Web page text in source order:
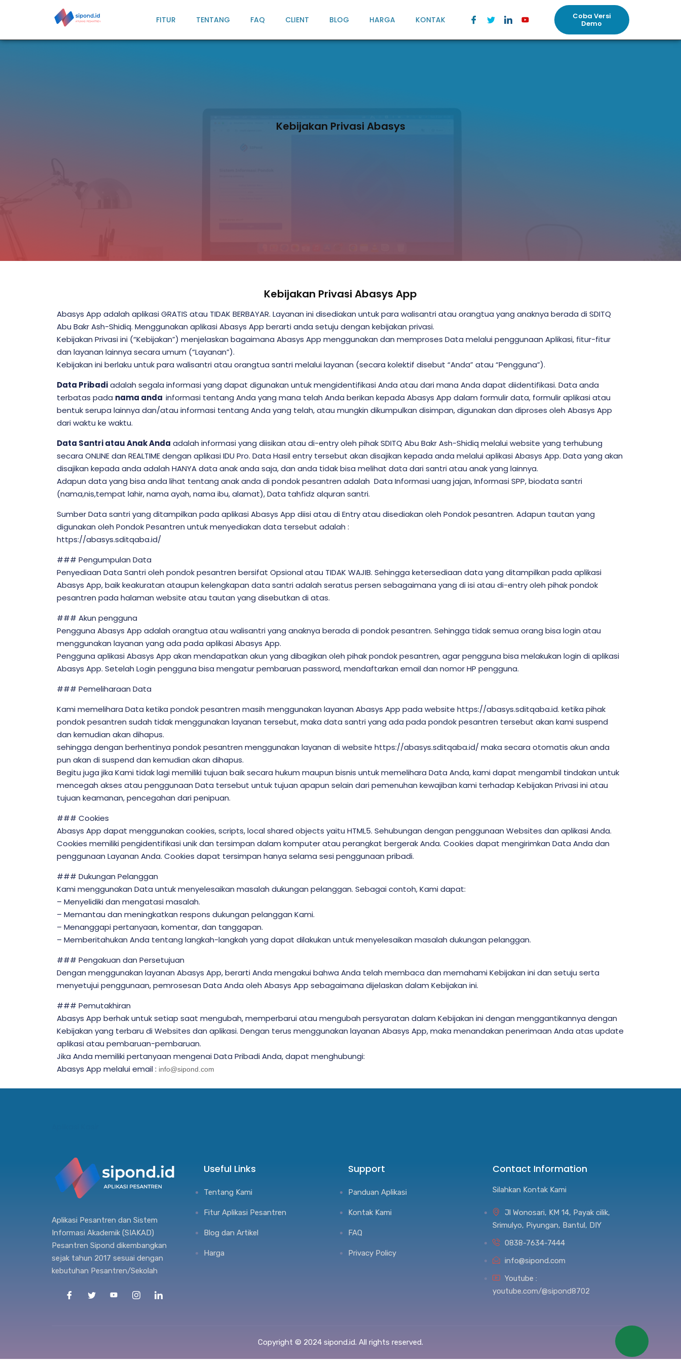
FITUR TENTANG FAQ CLIENT BLOG HARGA KONTAK Coba Versi
Demo
Kebijakan Privasi Abasys
Kebijakan Privasi Abasys App
Abasys App adalah aplikasi GRATIS atau TIDAK BERBAYAR. Layanan ini disediakan untuk para walisantri atau orangtua yang anaknya berada di SDITQ
Abu Bakr Ash-Shidiq. Menggunakan aplikasi Abasys App berarti anda setuju dengan kebijakan privasi.
Kebijakan Privasi ini (“Kebijakan”) menjelaskan bagaimana Abasys App menggunakan dan memproses Data melalui penggunaan Aplikasi, fitur-fitur
dan layanan lainnya secara umum (“Layanan”).
Kebijakan ini berlaku untuk para walisantri atau orangtua santri melalui layanan (secara kolektif disebut “Anda” atau “Pengguna”).
Data Pribadiadalah segala informasi yang dapat digunakan untuk mengidentifikasi Anda atau dari mana Anda dapat diidentifikasi. Data anda
terbatas pada nama anda informasi tentang Anda yang mana telah Anda berikan kepada Abasys App dalam formulir data, formulir aplikasi atau
bentuk serupa lainnya dan/atau informasi tentang Anda yang telah, atau mungkin dikumpulkan disimpan, digunakan dan diproses oleh Abasys App
dari waktu ke waktu.
Data Santri atau Anak Anda adalah informasi yang diisikan atau di-entry oleh pihak SDITQ Abu Bakr Ash-Shidiq melalui website yang terhubung
secara ONLINE dan REALTIME dengan aplikasi IDU Pro. Data Hasil entry tersebut akan disajikan kepada anda melalui aplikasi Abasys App. Data yang akan
disajikan kepada anda adalah HANYA data anak anda saja, dan anda tidak bisa melihat data dari santri atau anak yang lainnya.
Adapun data yang bisa anda lihat tentang anak anda di pondok pesantren adalah Data Informasi uang jajan, Informasi SPP, biodata santri
(nama,nis,tempat lahir, nama ayah, nama ibu, alamat), Data tahfidz alquran santri.
Sumber Data santri yang ditampilkan pada aplikasi Abasys App diisi atau di Entry atau disediakan oleh Pondok pesantren. Adapun tautan yang
digunakan oleh Pondok Pesantren untuk menyediakan data tersebut adalah :
https://abasys.sditqaba.id/
### Pengumpulan Data
Penyediaan Data Santri oleh pondok pesantren bersifat Opsional atau TIDAK WAJIB. Sehingga ketersediaan data yang ditampilkan pada aplikasi
Abasys App, baik keakuratan ataupun kelengkapan data santri adalah seratus persen sebagaimana yang di isi atau di-entry oleh pihak pondok
pesantren pada halaman website atau tautan yang disebutkan di atas.
### Akun pengguna
Pengguna Abasys App adalah orangtua atau walisantri yang anaknya berada di pondok pesantren. Sehingga tidak semua orang bisa login atau
menggunakan layanan yang ada pada aplikasi Abasys App.
Pengguna aplikasi Abasys App akan mendapatkan akun yang dibagikan oleh pihak pondok pesantren, agar pengguna bisa melakukan login di aplikasi
Abasys App. Setelah Login pengguna bisa mengatur pembaruan password, mendaftarkan email dan nomor HP pengguna.
### Pemeliharaan Data
Kami memelihara Data ketika pondok pesantren masih menggunakan layanan Abasys App pada website https://abasys.sditqaba.id. ketika pihak
pondok pesantren sudah tidak menggunakan layanan tersebut, maka data santri yang ada pada pondok pesantren tersebut akan kami suspend
dan kemudian akan dihapus.
sehingga dengan berhentinya pondok pesantren menggunakan layanan di website https://abasys.sditqaba.id/ maka secara otomatis akun anda
pun akan di suspend dan kemudian akan dihapus.
Begitu juga jika Kami tidak lagi memiliki tujuan baik secara hukum maupun bisnis untuk memelihara Data Anda, kami dapat mengambil tindakan untuk
mencegah akses atau penggunaan Data tersebut untuk tujuan apapun selain dari pemenuhan kewajiban kami terhadap Kebijakan Privasi ini atau
tujuan keamanan, pencegahan dari penipuan.
### Cookies
Abasys App dapat menggunakan cookies, scripts, local shared objects yaitu HTML5. Sehubungan dengan penggunaan Websites dan aplikasi Anda.
Cookies memiliki pengidentifikasi unik dan tersimpan dalam komputer atau perangkat bergerak Anda. Cookies dapat mengirimkan Data Anda dan
penggunaan Layanan Anda. Cookies dapat tersimpan hanya selama sesi penggunaan pribadi.
### Dukungan Pelanggan
Kami menggunakan Data untuk menyelesaikan masalah dukungan pelanggan. Sebagai contoh, Kami dapat:
– Menyelidiki dan mengatasi masalah.
– Memantau dan meningkatkan respons dukungan pelanggan Kami.
– Menanggapi pertanyaan, komentar, dan tanggapan.
– Memberitahukan Anda tentang langkah-langkah yang dapat dilakukan untuk menyelesaikan masalah dukungan pelanggan.
### Pengakuan dan Persetujuan
Dengan menggunakan layanan Abasys App, berarti Anda mengakui bahwa Anda telah membaca dan memahami Kebijakan ini dan setuju serta
menyetujui penggunaan, pemrosesan Data Anda oleh Abasys App sebagaimana dijelaskan dalam Kebijakan ini.
### Pemutakhiran
Abasys App berhak untuk setiap saat mengubah, memperbarui atau mengubah persyaratan dalam Kebijakan ini dengan menggantikannya dengan
Kebijakan yang terbaru di Websites dan aplikasi. Dengan terus menggunakan layanan Abasys App, maka menandakan penerimaan Anda atas update
aplikasi atau pembaruan-pembaruan.
Jika Anda memiliki pertanyaan mengenai Data Pribadi Anda, dapat menghubungi:
Abasys App melalui email : info@sipond.com
Aplikasi Pesantren dan Sistem
Informasi Akademik (SIAKAD)
Pesantren Sipond dikembangkan
sejak tahun 2017 sesuai dengan
kebutuhan Pesantren/Sekolah
Useful Links
Tentang Kami
Fitur Aplikasi Pesantren
Blog dan Artikel
Harga
Support
Panduan Aplikasi
Kontak Kami
FAQ
Privacy Policy
Contact Information
Silahkan Kontak Kami
Jl Wonosari, KM 14, Payak cilik,
Srimulyo, Piyungan, Bantul, DIY
0838-7634-7444
info@sipond.com
Youtube :
youtube.com/@sipond8702
Copyright © 2024 sipond.id. All rights reserved.